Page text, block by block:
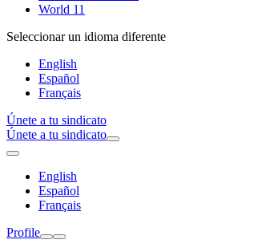
World 11
Seleccionar un idioma diferente
English
Español
Français
Únete a tu sindicato
Únete a tu sindicato
English
Español
Français
Profile